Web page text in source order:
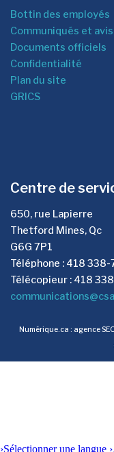
Bottin des employés
Communiqués et avis
Documents officiels
Confidentialité
Plan du site
GRICS
Centre de
650, rue Lapierre
Thetford Mines, Qc
G6G 7P1
Téléphone : 418
Télécopieur : 418
Numérique.ca : agence